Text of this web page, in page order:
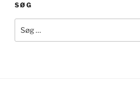
SØG
efter: